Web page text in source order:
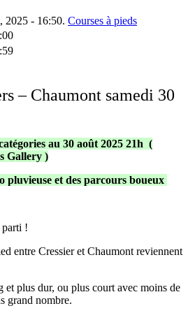
2025 - 16:50. Courses à pieds
– Chaumont samedi 30
au 30 août 2025 21h (
Gallery )
pluvieuse et des parcours boueux
parti !
entre Cressier et Chaumont reviennent
plus dur, ou plus court avec moins de
grand nombre.